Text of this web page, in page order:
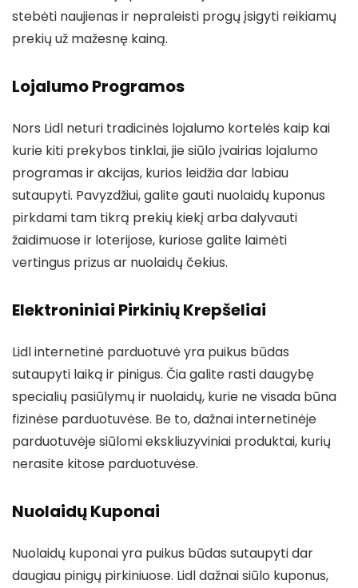
stebėti naujienas ir nepraleisti progų įsigyti reikiamų
prekių už mažesnę kainą.
Lojalumo Programos
Nors Lidl neturi tradicinės lojalumo kortelės kaip kai
kurie kiti prekybos tinklai, jie siūlo įvairias lojalumo
programas ir akcijas, kurios leidžia dar labiau
sutaupyti. Pavyzdžiui, galite gauti nuolaidų kuponus
pirkdami tam tikrą prekių kiekį arba dalyvauti
žaidimuose ir loterijose, kuriose galite laimėti
vertingus prizus ar nuolaidų čekius.
Elektroniniai Pirkinių Krepšeliai
Lidl internetinė parduotuvė yra puikus būdas
sutaupyti laiką ir pinigus. Čia galite rasti daugybę
specialių pasiūlymų ir nuolaidų, kurie ne visada būna
fizinėse parduotuvėse. Be to, dažnai internetinėje
parduotuvėje siūlomi ekskliuzyviniai produktai, kurių
nerasite kitose parduotuvėse.
Nuolaidų Kuponai
Nuolaidų kuponai yra puikus būdas sutaupyti dar
daugiau pinigų pirkiniuose. Lidl dažnai siūlo kuponus,